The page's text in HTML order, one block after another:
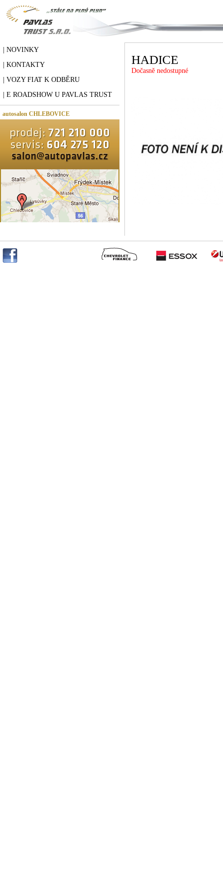
| NOVINKY
| KONTAKTY
| VOZY FIAT K ODBĚRU
| E ROADSHOW U PAVLAS TRUST
autosalon CHLEBOVICE
HADICE
Dočasně nedostupné